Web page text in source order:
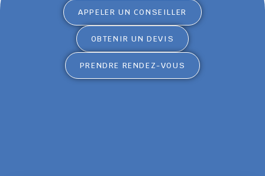
APPELER UN CONSEILLER
OBTENIR UN DEVIS
PRENDRE RENDEZ-VOUS